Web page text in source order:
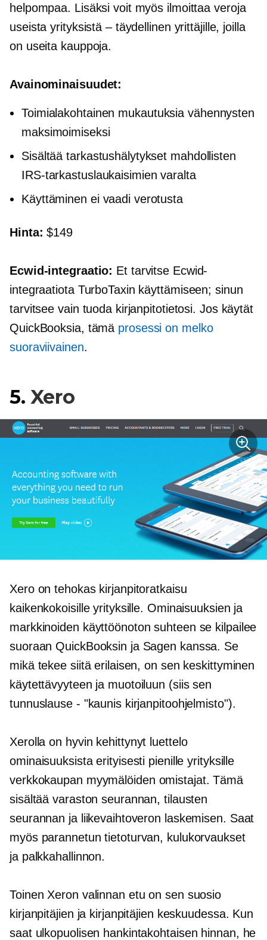
helpompaa. Lisäksi voit myös ilmoittaa veroja
useista yrityksistä – täydellinen yrittäjille, joilla
on useita kauppoja.
Avainominaisuudet:
Toimialakohtainen mukautuksia vähennysten
maksimoimiseksi
Sisältää tarkastushälytykset mahdollisten
IRS-tarkastuslaukaisimien varalta
Käyttäminen ei vaadi verotusta
Hinta:$149
Ecwid-integraatio: Et tarvitse Ecwid-
integraatiota TurboTaxin käyttämiseen; sinun
tarvitsee vain tuoda kirjanpitotietosi. Jos käytät
QuickBooksia, tämä prosessi on melko
suoraviivainen.
5. Xero
Xero on tehokas kirjanpitoratkaisu
kaikenkokoisille yrityksille. Ominaisuuksien ja
markkinoiden käyttöönoton suhteen se kilpailee
suoraan QuickBooksin ja Sagen kanssa. Se
mikä tekee siitä erilaisen, on sen keskittyminen
käytettävyyteen ja muotoiluun (siis sen
tunnuslause - "kaunis kirjanpitoohjelmisto").
Xerolla on hyvin kehittynyt luettelo
ominaisuuksista erityisesti pienille yrityksille
verkkokaupan myymälöiden omistajat. Tämä
sisältää varaston seurannan, tilausten
seurannan ja liikevaihtoveron laskemisen. Saat
myös parannetun tietoturvan, kulukorvaukset
ja palkkahallinnon.
Toinen Xeron valinnan etu on sen suosio
kirjanpitäjien ja kirjanpitäjien keskuudessa. Kun
saat ulkopuolisen hankintakohtaisen hinnan, he